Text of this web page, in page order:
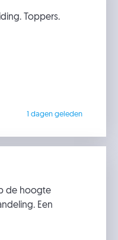
Toppers.
1 dagen geleden
de hoogte
Een